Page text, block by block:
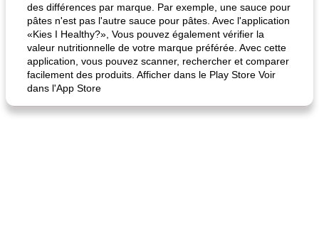
fiesta tostadas
des différences par marque. Par exemple, une sauce pour
pâtes n'est pas l'autre sauce pour pâtes. Avec l'application
«Kies I Healthy?», Vous pouvez également vérifier la
valeur nutritionnelle de votre marque préférée. Avec cette
application, vous pouvez scanner, rechercher et comparer
facilement des produits. Afficher dans le Play Store Voir
dans l'App Store